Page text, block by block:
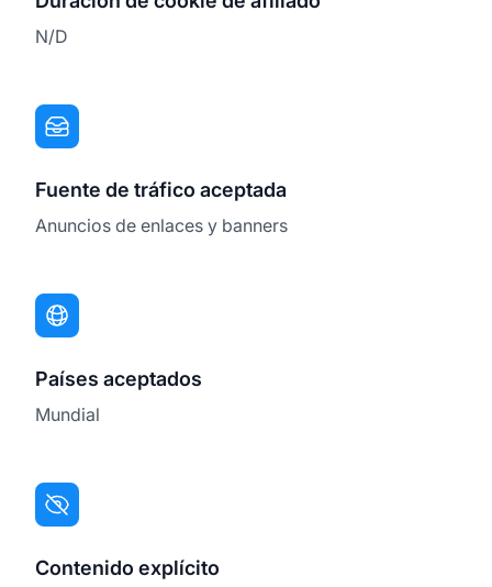
N/D
Fuente de tráfico aceptada
Anuncios de enlaces y banners
Países aceptados
Mundial
Contenido explícito